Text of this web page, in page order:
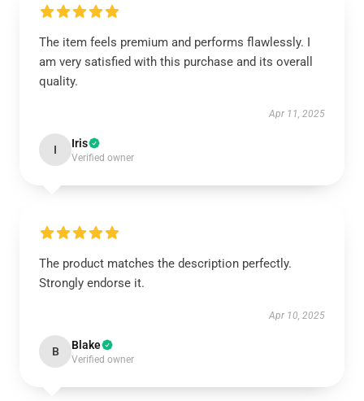
The item feels premium and performs flawlessly. I
am very satisfied with this purchase and its overall
quality.
Apr 11, 2025
I Iris
Verified owner
The product matches the description perfectly.
Strongly endorse it.
Apr 10, 2025
B Blake
Verified owner